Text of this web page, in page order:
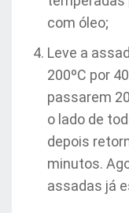
com óleo;
Leve a
200ºC por
passarem
o lado de
depois
minutos.
assadas já